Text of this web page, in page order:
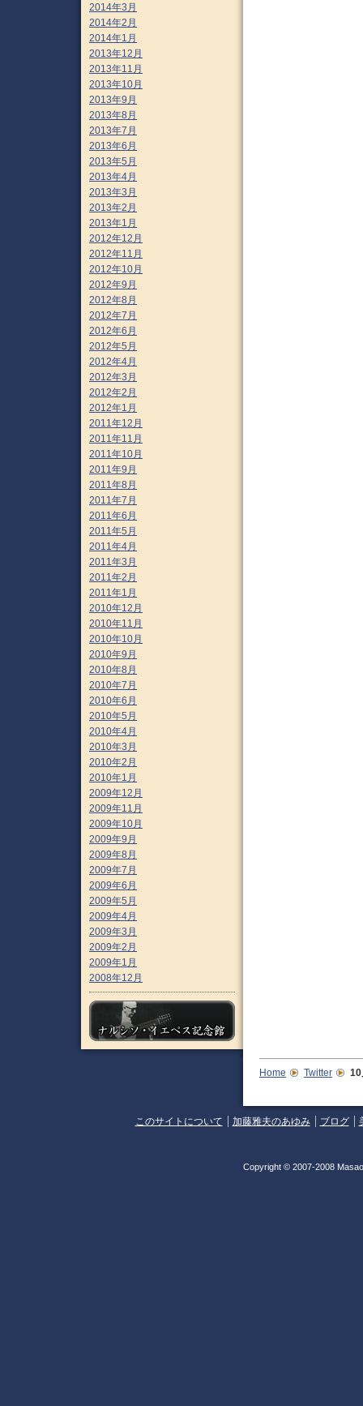
2014年3月
2014年2月
2014年1月
2013年12月
2013年11月
2013年10月
2013年9月
2013年8月
2013年7月
2013年6月
2013年5月
2013年4月
2013年3月
2013年2月
2013年1月
2012年12月
2012年11月
2012年10月
2012年9月
2012年8月
2012年7月
2012年6月
2012年5月
2012年4月
2012年3月
2012年2月
2012年1月
2011年12月
2011年11月
2011年10月
2011年9月
2011年8月
2011年7月
2011年6月
2011年5月
2011年4月
2011年3月
2011年2月
2011年1月
2010年12月
2010年11月
2010年10月
2010年9月
2010年8月
2010年7月
2010年6月
2010年5月
2010年4月
2010年3月
2010年2月
2010年1月
2009年12月
2009年11月
2009年10月
2009年9月
2009年8月
2009年7月
2009年6月
2009年5月
2009年4月
2009年3月
2009年2月
2009年1月
2008年12月
Home Twitter 10
このサイトについて 加藤雅夫のあゆみ ブログ
Copyright © 2007-2008